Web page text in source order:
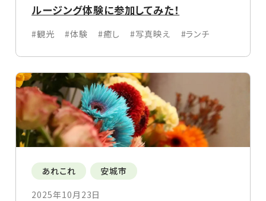
ルージング体験に参加してみた！
#観光 #体験 #癒し #写真映え #ランチ
あれこれ
安城市
2025年10月23日